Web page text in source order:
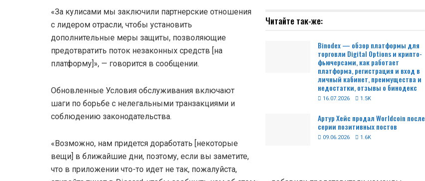
Читайте так-же:
Binodex — обзор платформы для
торговли Digital Options и крипто-
фьючерсами, как работает
платформа, регистрация и вход в
личный кабинет, преимущества и
недостатки, отзывы о бинодекс
16.07.2026 1.5K
Артур Хейс продал Worldcoin после
серии позитивных постов
09.06.2026 1.6K
«За кулисами мы заключили партнерские отношения
с лидером отрасли, чтобы установить
дополнительные меры защиты, позволяющие
предотвратить поток незаконных средств [на
платформу]», — говорится в сообщении.
Обновленные Условия обслуживания включают
шаги по борьбе с нелегальными транзакциями и
соблюдению законодательства.
«Возможно, нам придется доработать [некоторые
вещи] в ближайшие дни, поэтому, если вы заметите,
что в приложении что-то идет не так, пожалуйста,